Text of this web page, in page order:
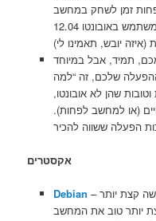
פחות זמן לשחק במחשב
שלי, כבודו משתמש באובונטו 12.04 LTS (המעולה ד”א), יציבה
תמיד, אבל במיוחד
שלכם, זה “למה
וטובות שהן לא אובונטו,
(או למחשב לפחות).
אקסטרים
Debian – האבא/אימא(?) של אובונטו, מרגישה קצת יותר
יותר טוב את המחשב